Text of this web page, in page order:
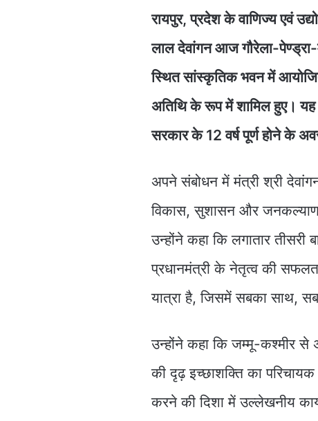
रायपुर, प्रदेश के वाणिज्य एवं
लाल देवांगन आज गौरेला-पेण्ड्रा-
स्थित सांस्कृतिक भवन में
अतिथि के रूप में शामिल हुए। यह
सरकार के 12 वर्ष पूर्ण होने के
अपने संबोधन में मंत्री श्री
विकास, सुशासन और जनकल्याण
उन्होंने कहा कि लगातार
प्रधानमंत्री के नेतृत्व की
यात्रा है, जिसमें सबका साथ,
उन्होंने कहा कि जम्मू-कश्मीर से
की दृढ़ इच्छाशक्ति का
करने की दिशा में उल्लेखनीय